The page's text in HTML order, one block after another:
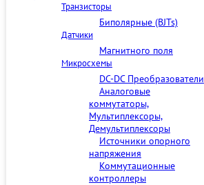
Транзисторы
Биполярные (BJTs)
Датчики
Магнитного поля
Микросхемы
DC-DC Преобразователи
Аналоговые
коммутаторы,
Мультиплексоры,
Демультиплексоры
Источники опорного
напряжения
Коммутационные
контроллеры